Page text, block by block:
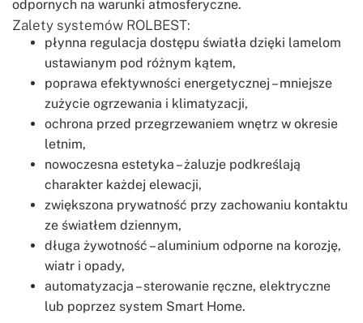
odpornych na warunki atmosferyczne.
Zalety systemów ROLBEST:
płynna regulacja dostępu światła dzięki lamelom
ustawianym pod różnym kątem,
poprawa efektywności energetycznej – mniejsze
zużycie ogrzewania i klimatyzacji,
ochrona przed przegrzewaniem wnętrz w okresie
letnim,
nowoczesna estetyka – żaluzje podkreślają
charakter każdej elewacji,
zwiększona prywatność przy zachowaniu kontaktu
ze światłem dziennym,
długa żywotność – aluminium odporne na korozję,
wiatr i opady,
automatyzacja – sterowanie ręczne, elektryczne
lub poprzez system Smart Home.